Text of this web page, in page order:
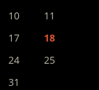
10
11
17
18
24
25
31